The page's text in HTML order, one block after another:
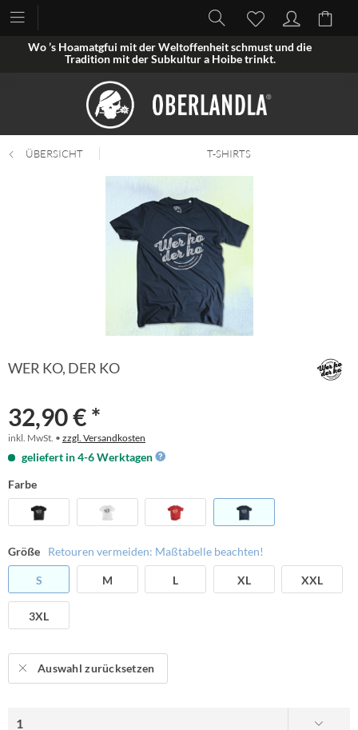
Wo ’s Hoamatgfui mit der Weltoffenheit schmust und die
Tradition mit der Subkultur a Hoibe trinkt.
ÜBERSICHT T-SHIRTS
WER KO, DER KO
32,90 € *
inkl. MwSt. • zzgl. Versandkosten
geliefert in 4-6 Werktagen
Farbe
Größe Retouren vermeiden: Maßtabelle beachten!
S M L XL XXL
3XL
Auswahl zurücksetzen